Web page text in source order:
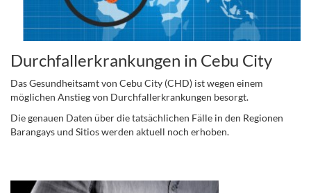
Durchfallerkrankungen in Cebu City
Das Gesundheitsamt von Cebu City (CHD) ist wegen einem
möglichen Anstieg von Durchfallerkrankungen besorgt.
Die genauen Daten über die tatsächlichen Fälle in den Regionen
Barangays und Sitios werden aktuell noch erhoben.